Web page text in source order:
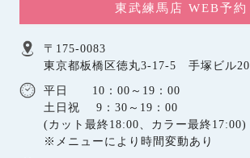
東武練馬店 WEB予約
〒175-0083
東京都板橋区徳丸3-17-5 手塚ビル
平日 10：00～19：00
土日祝 9：30～19：00
(カット最終18:00、カラー最終17:00)
※メニューにより時間変動あり